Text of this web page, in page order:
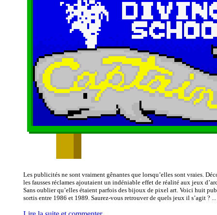
Les publicités ne sont vraiment gênantes que lorsqu’elles sont vraies.
les fausses réclames ajoutaient un indéniable effet de réalité aux jeux
Sans oublier qu’elles étaient parfois des bijoux de pixel art. Voici huit
sortis entre 1986 et 1989. Saurez-vous retrouver de quels jeux il s’agit ? ...